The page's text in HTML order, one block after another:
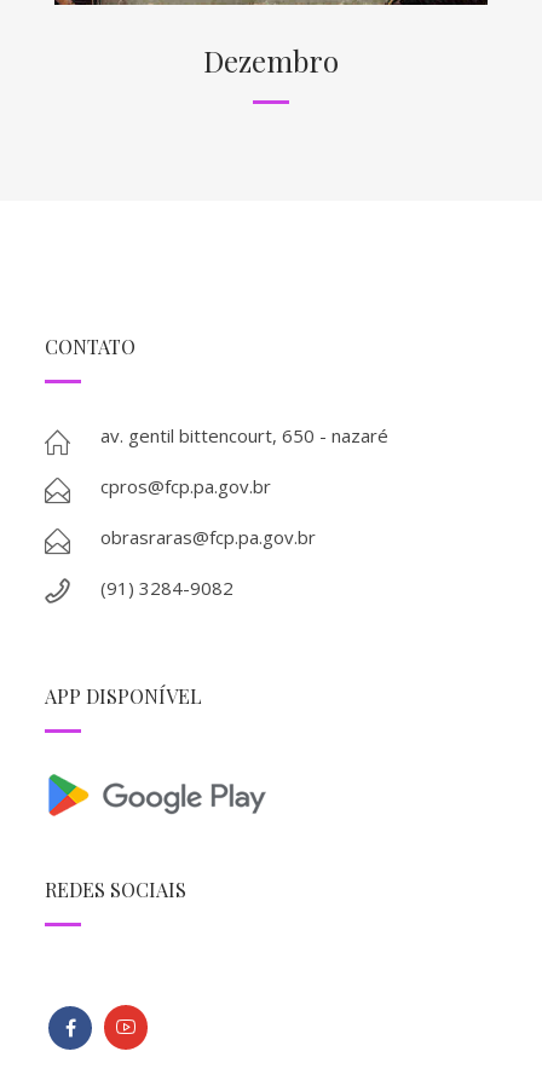
Dezembro
CONTATO
av. gentil bittencourt, 650 - nazaré
cpros@fcp.pa.gov.br
obrasraras@fcp.pa.gov.br
(91) 3284-9082
APP DISPONÍVEL
REDES SOCIAIS